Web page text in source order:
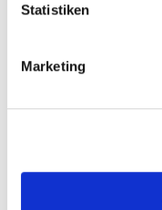
Statistiken
Marketing